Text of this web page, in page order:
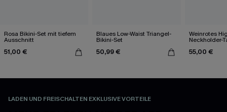
Rosa Bikini-Set mit tiefem
Ausschnitt
51,00 €
Blaues Low-Waist Triangel-
Bikini-Set
50,99 €
Weinrotes
Neckholder-
55,00 €
LADEN UND FREISCHALTEN EXKLUSIVE VORTEILE